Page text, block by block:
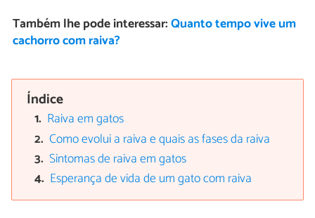
Também lhe pode interessar:Quanto tempo vive um
cachorro com raiva?
Índice
Raiva em gatos
Como evolui a raiva e quais as fases da raiva
Sintomas de raiva em gatos
Esperança de vida de um gato com raiva